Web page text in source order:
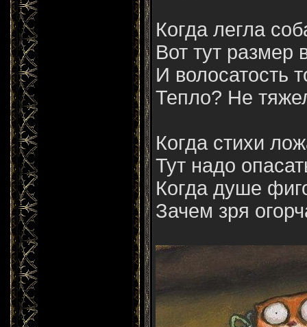
Когда легла
Вот тут размер
И волосатость
Тепло? Не
Когда стихи
Тут надо
Когда душе
Зачем зря